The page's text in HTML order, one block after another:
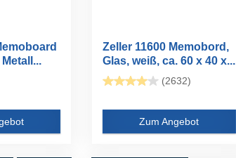
Zeller 11600 Memobord,
Glas, weiß, ca. 60 x 40 x...
(2632)
Zum Angebot